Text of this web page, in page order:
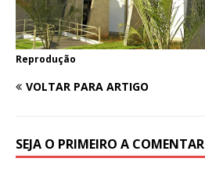
Reprodução
VOLTAR PARA ARTIGO
SEJA O PRIMEIRO A COMENTAR